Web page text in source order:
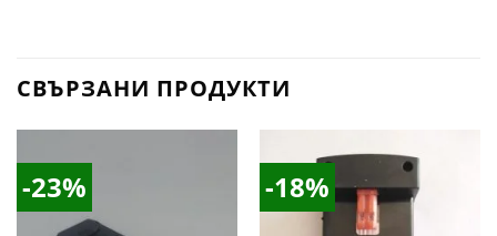
СВЪРЗАНИ ПРОДУКТИ
-23% -18%
Добави